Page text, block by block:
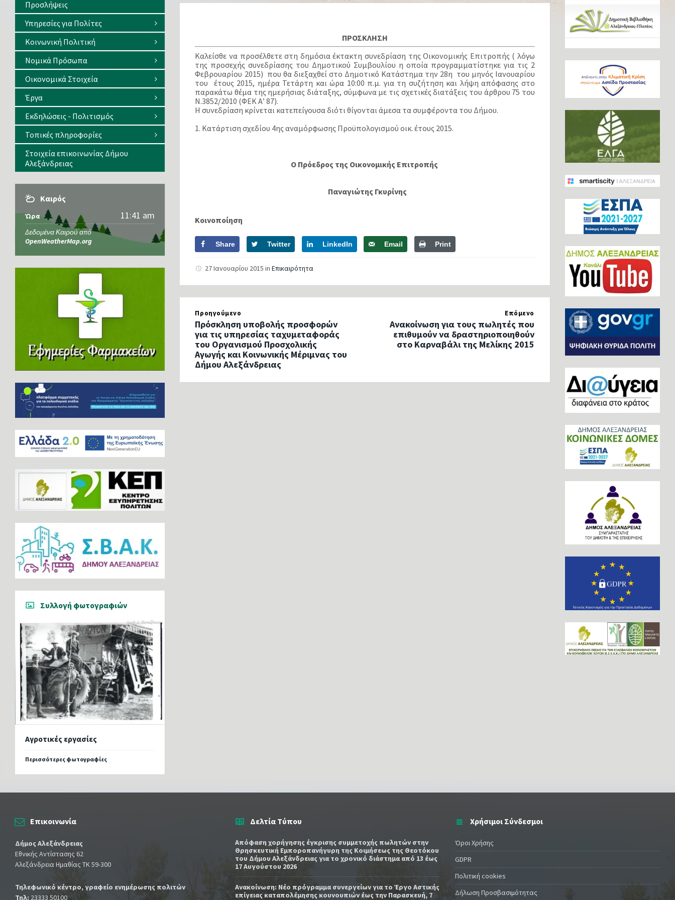
ΠΡΟΣΚΛΗΣΗ
Καλείσθε να προσέλθετε στη δημόσια έκτακτη συνεδρίαση της Οικονομικής Επιτροπής ( λόγω
της προσεχής συνεδρίασης του Δημοτικού Συμβουλίου η οποία προγραμματίστηκε για τις 2
Φεβρουαρίου 2015) που θα διεξαχθεί στο Δημοτικό Κατάστημα την 28η του μηνός Ιανουαρίου
του έτους 2015, ημέρα Τετάρτη και ώρα 10:00 π.μ. για τη συζήτηση και λήψη απόφασης στο
παρακάτω θέμα της ημερήσιας διάταξης, σύμφωνα με τις σχετικές διατάξεις του άρθρου 75 του
Ν.3852/2010 (ΦΕΚ Α’ 87).
Η συνεδρίαση κρίνεται κατεπείγουσα διότι θίγονται άμεσα τα συμφέροντα του Δήμου.
1. Κατάρτιση σχεδίου 4ης αναμόρφωσης Προϋπολογισμού οικ. έτους 2015.
Ο Πρόεδρος της Οικονομικής Επιτροπής
Παναγιώτης Γκυρίνης
Κοινοποίηση
Share Twitter LinkedIn Email Print
27 Ιανουαρίου 2015inΕπικαιρότητα
Προηγούμενο
Πρόσκληση υποβολής προσφορών
για τις υπηρεσίας ταχυμεταφοράς
του Οργανισμού Προσχολικής
Αγωγής και Κοινωνικής Μέριμνας του
Δήμου Αλεξάνδρειας
Επόμενο
Ανακοίνωση για τους πωλητές που
επιθυμούν να δραστηριοποιηθούν
στο Καρναβάλι της Μελίκης 2015
Προσλήψεις
Υπηρεσίες για Πολίτες
Κοινωνική Πολιτική
Νομικά Πρόσωπα
Οικονομικά Στοιχεία
Έργα
Εκδηλώσεις - Πολιτισμός
Τοπικές πληροφορίες
Στοιχεία επικοινωνίας Δήμου
Αλεξάνδρειας
Καιρός
Ώρα 11:41 am
Δεδομένα Καιρού από
OpenWeatherMap.org
Συλλογή φωτογραφιών
Αγροτικές εργασίες
Περισσότερες φωτογραφίες
Επικοινωνία
Δήμος Αλεξάνδρειας
Εθνικής Αντίστασης 62
Αλεξάνδρεια Ημαθίας ΤΚ 59-300
Τηλεφωνικό κέντρο, γραφείο ενημέρωσης πολιτών
Τηλ: 23333 50100
Δελτία Τύπου
Απόφαση χορήγησης έγκρισης συμμετοχής πωλητών στην
Θρησκευτική Εμποροπανήγυρη της Κοιμήσεως της Θεοτόκου
του Δήμου Αλεξάνδρειας για το χρονικό διάστημα από 13 έως
17 Αυγούστου 2026
Ανακοίνωση: Νέο πρόγραμμα συνεργείων για το Έργο Αστικής
επίγειας καταπολέμησης κουνουπιών έως την Παρασκευή, 7
Χρήσιμοι Σύνδεσμοι
Όροι Χρήσης
GDPR
Πολιτική cookies
Δήλωση Προσβασιμότητας